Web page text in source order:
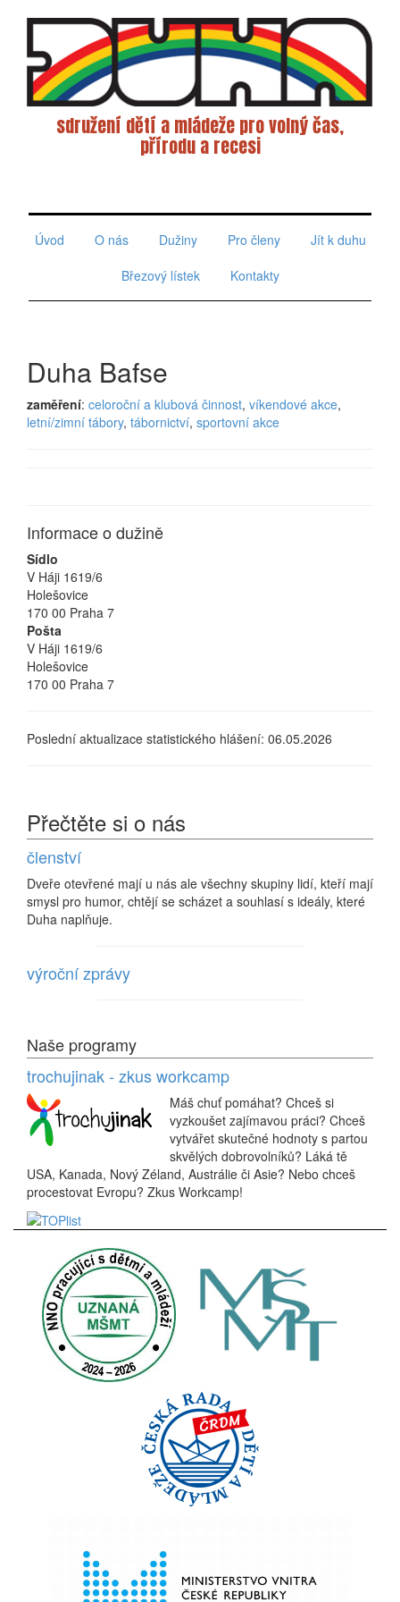
sdružení dětí a mládeže pro volný čas,
přírodu a recesi
Úvod
O nás Dužiny Pro členy
Jít k duhu
Březový lístek
Kontakty
Duha Bafse
zaměření: celoroční a klubová činnost, víkendové akce,
letní/zimní tábory, tábornictví, sportovní akce
Informace o dužině
Sídlo
V Háji 1619/6
Holešovice
170 00 Praha 7
Pošta
V Háji 1619/6
Holešovice
170 00 Praha 7
Poslední aktualizace statistického hlášení: 06.05.2026
Přečtěte si o nás
členství
Dveře otevřené mají u nás ale všechny skupiny lidí, kteří mají
smysl pro humor, chtějí se scházet a souhlasí s ideály, které
Duha naplňuje.
výroční zprávy
Naše programy
trochujinak - zkus workcamp
Máš chuť pomáhat? Chceš si
vyzkoušet zajímavou práci? Chceš
vytvářet skutečné hodnoty s partou
skvělých dobrovolníků? Láká tě
USA, Kanada, Nový Zéland, Austrálie či Asie? Nebo chceš
procestovat Evropu? Zkus Workcamp!